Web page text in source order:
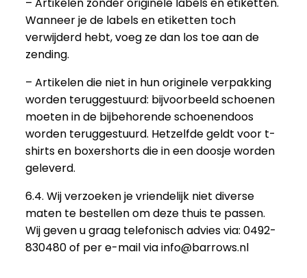
Wanneer je de labels en etiketten toch
verwijderd hebt, voeg ze dan los toe aan de
zending.
– Artikelen die niet in hun originele verpakking
worden teruggestuurd: bijvoorbeeld schoenen
moeten in de bijbehorende schoenendoos
worden teruggestuurd. Hetzelfde geldt voor t-
shirts en boxershorts die in een doosje worden
geleverd.
6.4. Wij verzoeken je vriendelijk niet diverse
maten te bestellen om deze thuis te passen.
Wij geven u graag telefonisch advies via: 0492-
830480 of per e-mail via info@barrows.nl